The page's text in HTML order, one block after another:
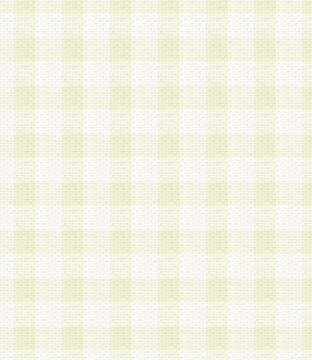
a.既に登録されている会員と同一のメールアドレ
録する場合
b.本サービスと同様のサービスを提供している企
業に従事していると思われる本人またはその家族
場合
c.その他当社が不適切と判断する場合
2.当社は、会員登録希望者を会員として承認する
した 場合、会員登録希望者による会員登録手続
による承認後の場合であっても、会員登録の取り
の抹消を、当社が適切と判 断する方法・手段に
とができるものとします。
3.会員登録希望者が18歳未満、成年被後見人、被
人 である場合は、親権者などの法定代理人の同
録を行うものとします。なお、義務教育学齢に該
者については、登録時に 当社が別途定める方法
権者による承認手続きを行うものとします。
第3条 会員の登録方法
1.会員登録手続きは、会員登録希望者本人が行う